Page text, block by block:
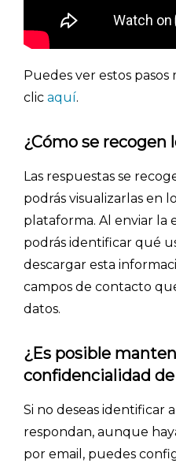
Explorar
- Artículos destacados
- Consejos para tu
- Encuesta.com
Puedes ver estos
clic aquí.
¿Cómo se recogen
Las respuestas se
podrás visualizarlas en
plataforma. Al enviar la
podrás identificar qué
descargar esta
campos de contacto
datos.
¿Es posible
confidencialidad
Si no deseas identificar
respondan, aunque
por email, puedes